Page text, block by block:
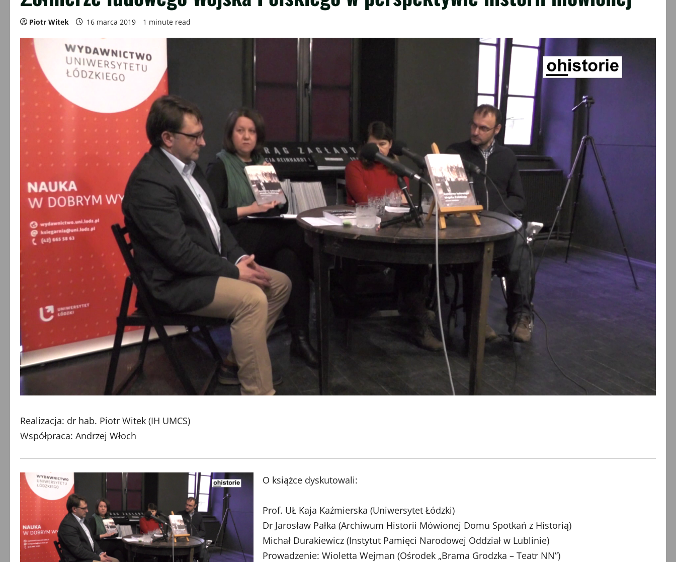
Piotr Witek 16 marca 2019 1 minute read
Realizacja: dr hab. Piotr Witek (IH UMCS)
Współpraca: Andrzej Włoch
O książce dyskutowali:
Prof. UŁ Kaja Kaźmierska (Uniwersytet Łódzki)
Dr Jarosław Pałka (Archiwum Historii Mówionej Domu Spotkań z Historią)
Michał Durakiewicz (Instytut Pamięci Narodowej Oddział w Lublinie)
Prowadzenie: Wioletta Wejman (Ośrodek „Brama Grodzka – Teatr NN”)